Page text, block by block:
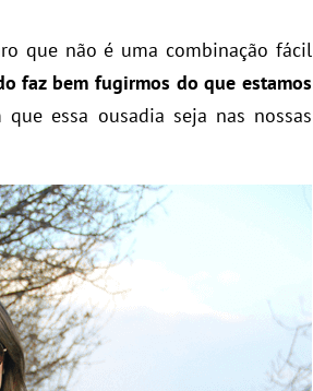
que não é uma combinação fácil
faz bem fugirmos do que estamos
essa ousadia seja nas nossas